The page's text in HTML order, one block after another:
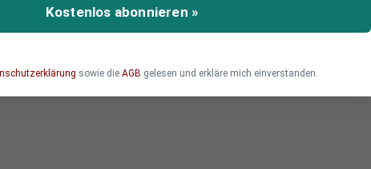
Kostenlos abonnieren »
sowie die AGB gelesen und erkläre mich einverstanden.